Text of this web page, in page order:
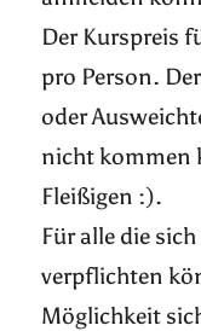
Der Kurspreis
pro Person.
oder
nicht kommen
Fleißigen :).
Für alle die
verpflichten
Möglichkeit